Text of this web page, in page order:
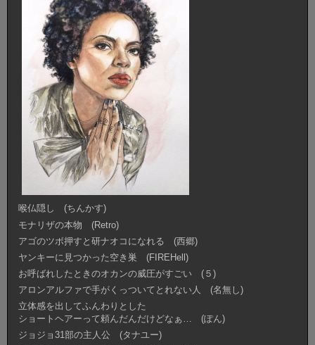
喉仏隠し (ちんかす)
モナリザの本物 (Retro)
アゴのツボ押すと研ナオコになれる (西郷)
ヤンキーに見つかった空き巣 (FIREHell)
お呼ばれしたときのオカンの威圧がすごい (５)
アロンアルファで手がくっついてとれない人 (名無し)
立体感を出してふんわりとした
ショートヘアーって頼んだんだけどなぁ… (ぽん)
ジョジョ31部の主人公 (タナユー)